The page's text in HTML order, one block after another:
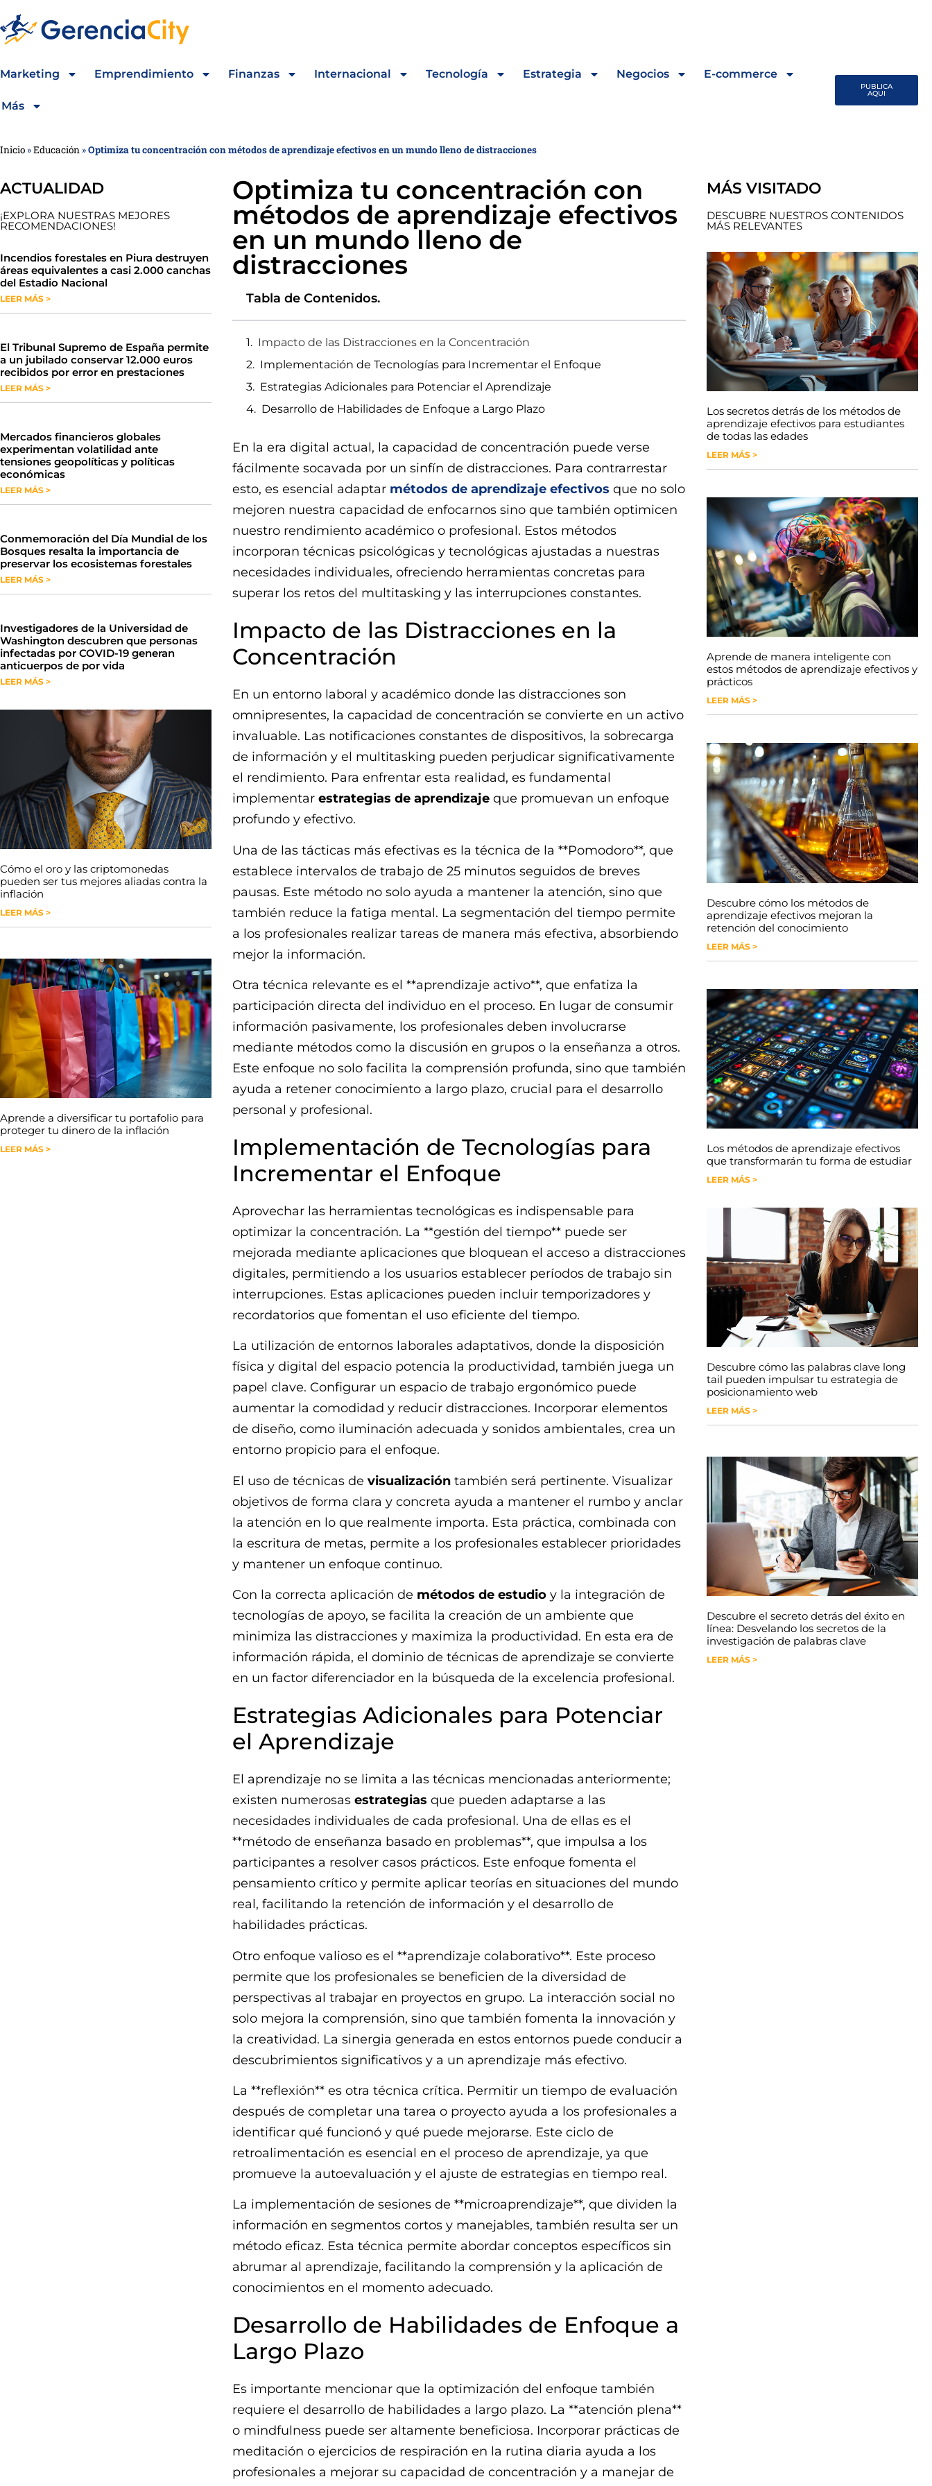
Marketing Emprendimiento Finanzas Internacional Tecnología Estrategia Negocios E-commerce
Más
PUBLICA
AQUI
Inicio »Educación »Optimiza tu concentración con métodos de aprendizaje efectivos en un mundo lleno de distracciones
ACTUALIDAD
¡EXPLORA NUESTRAS MEJORES
RECOMENDACIONES!
​​​​Incendios forestales en Piura destruyen
áreas equivalentes a casi 2.000 canchas
del Estadio Nacional
LEER MÁS >
​El Tribunal Supremo de España permite
a un jubilado conservar 12.000 euros
recibidos por error en prestaciones
LEER MÁS >
Mercados financieros globales
experimentan volatilidad ante
tensiones geopolíticas y políticas
económicas
LEER MÁS >
Conmemoración del Día Mundial de los
Bosques resalta la importancia de
preservar los ecosistemas forestales
LEER MÁS >
Investigadores de la Universidad de
Washington descubren que personas
infectadas por COVID-19 generan
anticuerpos de por vida
LEER MÁS >
Cómo el oro y las criptomonedas
pueden ser tus mejores aliadas contra la
inflación
LEER MÁS >
Aprende a diversificar tu portafolio para
proteger tu dinero de la inflación
LEER MÁS >
Optimiza tu concentración con
métodos de aprendizaje efectivos
en un mundo lleno de
distracciones
Tabla de Contenidos.
Impacto de las Distracciones en la Concentración
Implementación de Tecnologías para Incrementar el Enfoque
Estrategias Adicionales para Potenciar el Aprendizaje
Desarrollo de Habilidades de Enfoque a Largo Plazo
En la era digital actual, la capacidad de concentración puede verse
fácilmente socavada por un sinfín de distracciones. Para contrarrestar
esto, es esencial adaptar métodos de aprendizaje efectivos que no solo
mejoren nuestra capacidad de enfocarnos sino que también optimicen
nuestro rendimiento académico o profesional. Estos métodos
incorporan técnicas psicológicas y tecnológicas ajustadas a nuestras
necesidades individuales, ofreciendo herramientas concretas para
superar los retos del multitasking y las interrupciones constantes.
Impacto de las Distracciones en la
Concentración
En un entorno laboral y académico donde las distracciones son
omnipresentes, la capacidad de concentración se convierte en un activo
invaluable. Las notificaciones constantes de dispositivos, la sobrecarga
de información y el multitasking pueden perjudicar significativamente
el rendimiento. Para enfrentar esta realidad, es fundamental
implementar estrategias de aprendizajeque promuevan un enfoque
profundo y efectivo.
Una de las tácticas más efectivas es la técnica de la **Pomodoro**, que
establece intervalos de trabajo de 25 minutos seguidos de breves
pausas. Este método no solo ayuda a mantener la atención, sino que
también reduce la fatiga mental. La segmentación del tiempo permite
a los profesionales realizar tareas de manera más efectiva, absorbiendo
mejor la información.
Otra técnica relevante es el **aprendizaje activo**, que enfatiza la
participación directa del individuo en el proceso. En lugar de consumir
información pasivamente, los profesionales deben involucrarse
mediante métodos como la discusión en grupos o la enseñanza a otros.
Este enfoque no solo facilita la comprensión profunda, sino que también
ayuda a retener conocimiento a largo plazo, crucial para el desarrollo
personal y profesional.
Implementación de Tecnologías para
Incrementar el Enfoque
Aprovechar las herramientas tecnológicas es indispensable para
optimizar la concentración. La **gestión del tiempo** puede ser
mejorada mediante aplicaciones que bloquean el acceso a distracciones
digitales, permitiendo a los usuarios establecer períodos de trabajo sin
interrupciones. Estas aplicaciones pueden incluir temporizadores y
recordatorios que fomentan el uso eficiente del tiempo.
La utilización de entornos laborales adaptativos, donde la disposición
física y digital del espacio potencia la productividad, también juega un
papel clave. Configurar un espacio de trabajo ergonómico puede
aumentar la comodidad y reducir distracciones. Incorporar elementos
de diseño, como iluminación adecuada y sonidos ambientales, crea un
entorno propicio para el enfoque.
El uso de técnicas de visualizacióntambién será pertinente. Visualizar
objetivos de forma clara y concreta ayuda a mantener el rumbo y anclar
la atención en lo que realmente importa. Esta práctica, combinada con
la escritura de metas, permite a los profesionales establecer prioridades
y mantener un enfoque continuo.
Con la correcta aplicación de métodos de estudioy la integración de
tecnologías de apoyo, se facilita la creación de un ambiente que
minimiza las distracciones y maximiza la productividad. En esta era de
información rápida, el dominio de técnicas de aprendizaje se convierte
en un factor diferenciador en la búsqueda de la excelencia profesional.
Estrategias Adicionales para Potenciar
el Aprendizaje
El aprendizaje no se limita a las técnicas mencionadas anteriormente;
existen numerosas estrategias que pueden adaptarse a las
necesidades individuales de cada profesional. Una de ellas es el
**método de enseñanza basado en problemas**, que impulsa a los
participantes a resolver casos prácticos. Este enfoque fomenta el
pensamiento crítico y permite aplicar teorías en situaciones del mundo
real, facilitando la retención de información y el desarrollo de
habilidades prácticas.
Otro enfoque valioso es el **aprendizaje colaborativo**. Este proceso
permite que los profesionales se beneficien de la diversidad de
perspectivas al trabajar en proyectos en grupo. La interacción social no
solo mejora la comprensión, sino que también fomenta la innovación y
la creatividad. La sinergia generada en estos entornos puede conducir a
descubrimientos significativos y a un aprendizaje más efectivo.
La **reflexión** es otra técnica crítica. Permitir un tiempo de evaluación
después de completar una tarea o proyecto ayuda a los profesionales a
identificar qué funcionó y qué puede mejorarse. Este ciclo de
retroalimentación es esencial en el proceso de aprendizaje, ya que
promueve la autoevaluación y el ajuste de estrategias en tiempo real.
La implementación de sesiones de **microaprendizaje**, que dividen la
información en segmentos cortos y manejables, también resulta ser un
método eficaz. Esta técnica permite abordar conceptos específicos sin
abrumar al aprendizaje, facilitando la comprensión y la aplicación de
conocimientos en el momento adecuado.
Desarrollo de Habilidades de Enfoque a
Largo Plazo
Es importante mencionar que la optimización del enfoque también
requiere el desarrollo de habilidades a largo plazo. La **atención plena**
o mindfulness puede ser altamente beneficiosa. Incorporar prácticas de
meditación o ejercicios de respiración en la rutina diaria ayuda a los
profesionales a mejorar su capacidad de concentración y a manejar de
MÁS VISITADO
DESCUBRE NUESTROS CONTENIDOS
MÁS RELEVANTES
Los secretos detrás de los métodos de
aprendizaje efectivos para estudiantes
de todas las edades
LEER MÁS >
Aprende de manera inteligente con
estos métodos de aprendizaje efectivos y
prácticos
LEER MÁS >
Descubre cómo los métodos de
aprendizaje efectivos mejoran la
retención del conocimiento
LEER MÁS >
Los métodos de aprendizaje efectivos
que transformarán tu forma de estudiar
LEER MÁS >
Descubre cómo las palabras clave long
tail pueden impulsar tu estrategia de
posicionamiento web
LEER MÁS >
Descubre el secreto detrás del éxito en
línea: Desvelando los secretos de la
investigación de palabras clave
LEER MÁS >